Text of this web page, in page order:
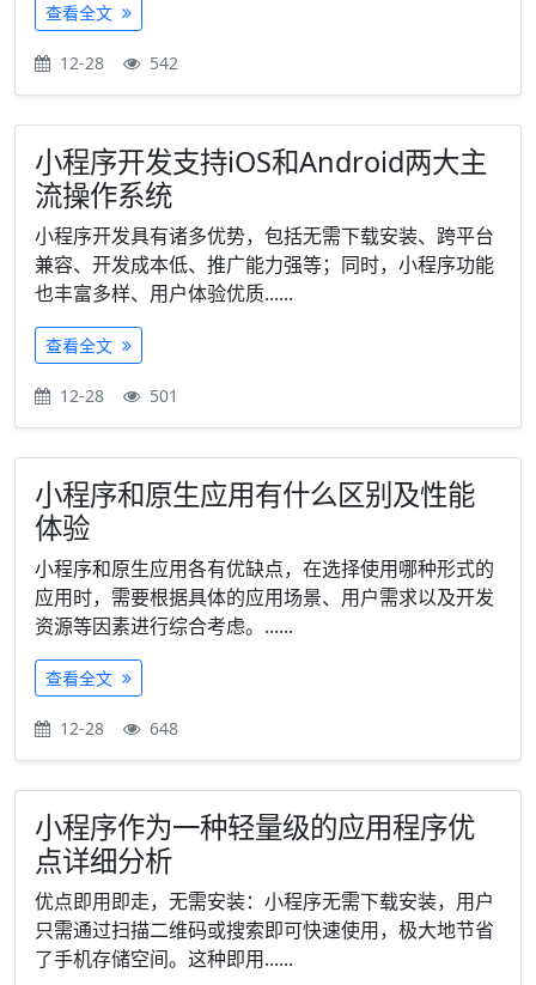
查看全文
12-28 542
小程序开发支持iOS和Android两大主
流操作系统
小程序开发具有诸多优势，包括无需下载安装、跨平台
兼容、开发成本低、推广能力强等；同时，小程序功能
也丰富多样、用户体验优质......
查看全文
12-28 501
小程序和原生应用有什么区别及性能
体验
小程序和原生应用各有优缺点，在选择使用哪种形式的
应用时，需要根据具体的应用场景、用户需求以及开发
资源等因素进行综合考虑。......
查看全文
12-28 648
小程序作为一种轻量级的应用程序优
点详细分析
优点即用即走，无需安装：小程序无需下载安装，用户
只需通过扫描二维码或搜索即可快速使用，极大地节省
了手机存储空间。这种即用......